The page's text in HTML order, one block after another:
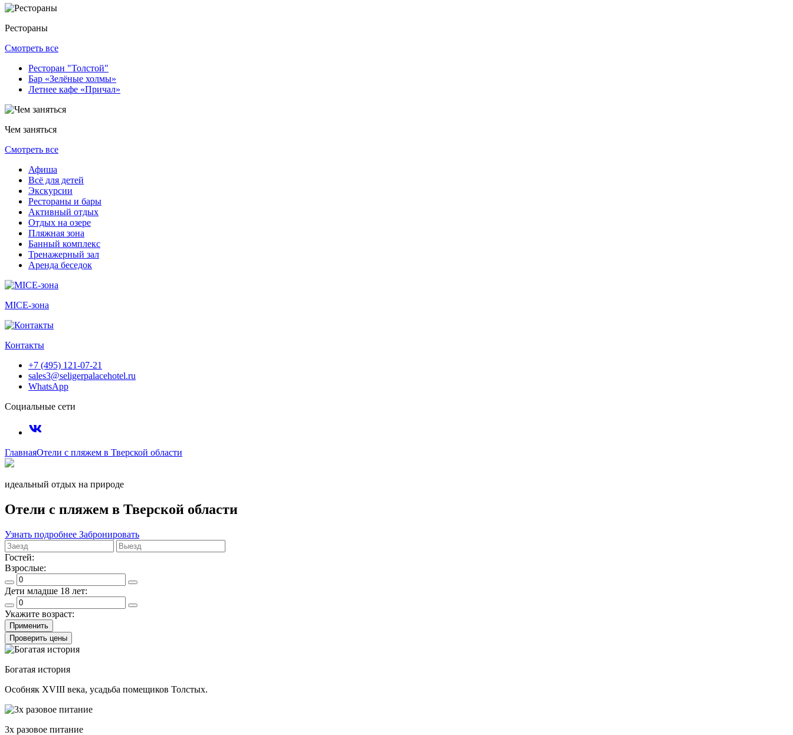
Рестораны
Смотреть все
Ресторан "Толстой"
Баp «Зелёные холмы»
Летнее кафе «Причал»
Чем заняться
Смотреть все
Афиша
Всё для детей
Экскурсии
Рестораны и бары
Активный отдых
Отдых на озере
Пляжная зона
Банный комплекс
Тренажерный зал
Аренда беседок
MICE-зона
Контакты
+7 (495) 121-07-21
sales3@seligerpalacehotel.ru
WhatsApp
Социальные сети
ГлавнаяОтели с пляжем в Тверской области
идеальный отдых на природе
Отели с пляжем в Тверской области
Узнать подробнее Забронировать
Гостей:
Взрослые:
Дети младше 18 лет:
Укажите возраст:
Применить
Проверить цены
Богатая история
Особняк XVIII века, усадьба помещиков Толстых.
3х разовое питание